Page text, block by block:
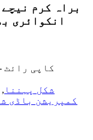
براہ کرم
انکوائری
© کاپی رائٹ - 2010-2024 : جملہ حقوق محفوظ
شکل پہننا ,
کمپریشن باڈی